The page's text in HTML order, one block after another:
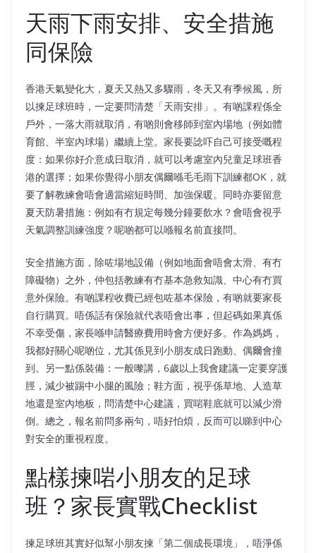
天雨下雨安排、安全措施
同保險
香港天氣變化大，夏天又熱又多驟雨，冬天又有季候風，所
以揀足球班時，一定要問清楚「天雨安排」。有啲課程係全
戶外，一落大雨就取消，有啲則會移師到室內場地（例如體
育館、半室內球場）繼續上堂。家長要諗吓自己可接受嘅程
度：如果你好介意成日取消，就可以考慮室內兒童足球班香
港的選擇；如果你覺得小朋友偶爾喺毛毛雨下訓練都OK，就
要了解教練會唔會適當縮短時間、加強保暖。同時亦要留意
夏天防暑措施：例如有冇規定每幾分鐘要飲水？會唔會視乎
天氣調整訓練強度？呢啲都可以喺報名前直接問。
安全措施方面，除咗場地設備（例如地面會唔會太滑、有冇
障礙物）之外，仲包括教練有冇基本急救知識、中心有冇買
意外保險。有啲課程收費已經包咗基本保險，有啲就要家長
自行購買。唔係話有保險就代表唔會出事，但起碼如果真係
不幸受傷，家長喺申請醫療費用時會方便好多。作為媽媽，
我都好關心呢啲位，尤其係見到小朋友成日跑動、偶爾會撞
到。另一點係裝備：一般嚟講，6歲以上我會建議一定要穿護
脛，減少被踢中小腿的風險；鞋方面，視乎係草地、人造草
地還是室內地板，問清楚中心建議，買啱鞋底就可以減少滑
倒。總之，報名前問多兩句，唔好怕煩，反而可以睇到中心
對安全的重視程度。
點樣揀啱小朋友的足球
班？家長實戰Checklist
揀足球班其實好似幫小朋友揀「第二個成長環境」，唔淨係